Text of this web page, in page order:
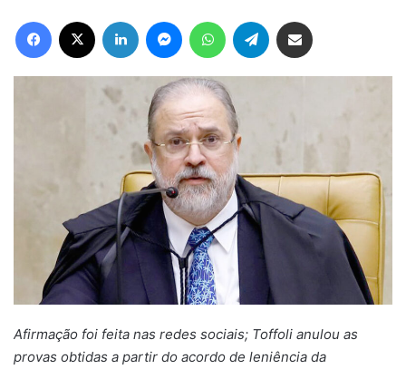
Facebook Linkedin MessengerWhatsAppTelegram
Afirmação foi feita nas redes sociais; Toffoli anulou as
provas obtidas a partir do acordo de leniência da